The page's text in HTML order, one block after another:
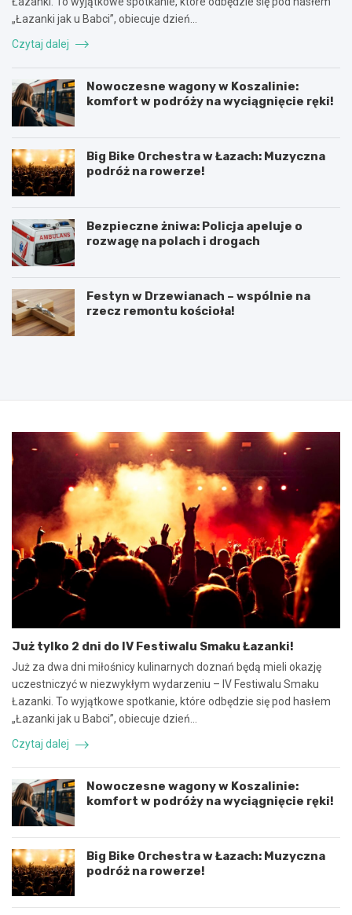
„Łazanki jak u Babci”, obiecuje dzień…
Czytaj dalej
Nowoczesne wagony w Koszalinie:
komfort w podróży na wyciągnięcie ręki!
Big Bike Orchestra w Łazach: Muzyczna
podróż na rowerze!
Bezpieczne żniwa: Policja apeluje o
rozwagę na polach i drogach
Festyn w Drzewianach – wspólnie na
rzecz remontu kościoła!
P
i
e
o
w
y
n
a
s
ó
ł
p
a
c
ę
i
k
o
o
r
d
y
n
a
c
j
ę
5
0
2
N
e
b
e
p
e
c
z
e
z
d
a
r
z
e
n
i
e
d
r
o
g
o
Już tylko 2 dni do IV Festiwalu Smaku Łazanki!
Już za dwa dni miłośnicy kulinarnych doznań będą mieli okazję
uczestniczyć w niezwykłym wydarzeniu – IV Festiwalu Smaku
Łazanki. To wyjątkowe spotkanie, które odbędzie się pod hasłem
„Łazanki jak u Babci”, obiecuje dzień…
Czytaj dalej
Nowoczesne wagony w Koszalinie:
komfort w podróży na wyciągnięcie ręki!
Big Bike Orchestra w Łazach: Muzyczna
podróż na rowerze!